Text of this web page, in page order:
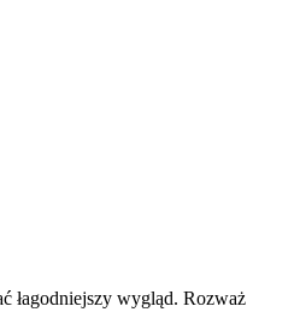
łagodniejszy wygląd. Rozważ